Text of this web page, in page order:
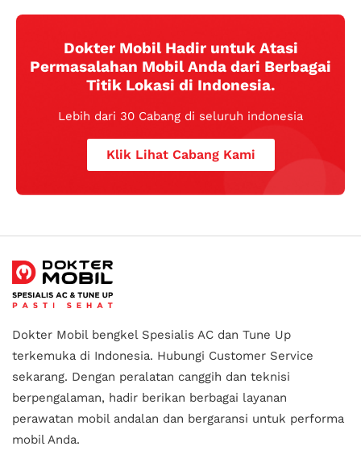
Dokter Mobil Hadir untuk Atasi
Permasalahan Mobil Anda dari Berbagai
Titik Lokasi di Indonesia.
Lebih dari 30 Cabang di seluruh indonesia
Klik Lihat Cabang Kami
Dokter Mobil bengkel Spesialis AC dan Tune Up
terkemuka di Indonesia. Hubungi Customer Service
sekarang. Dengan peralatan canggih dan teknisi
berpengalaman, hadir berikan berbagai layanan
perawatan mobil andalan dan bergaransi untuk performa
mobil Anda.